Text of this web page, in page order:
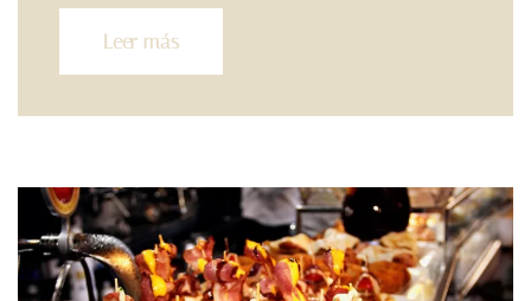
Leer más